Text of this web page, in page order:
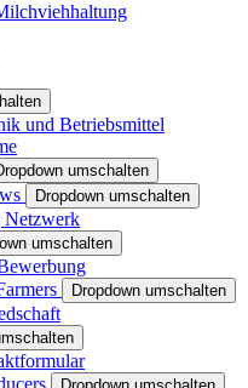
und Betriebsmittel
umschalten
Dropdown umschalten
Netzwerk
umschalten
Dropdown umschalten